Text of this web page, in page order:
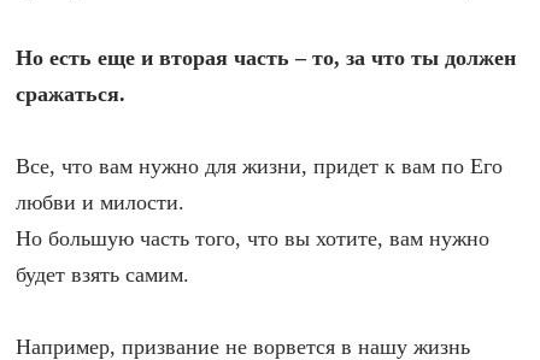
Но есть еще и вторая часть – то, за что ты должен
сражаться.
Все, что вам нужно для жизни, придет к вам по Его
любви и милости.
Но большую часть того, что вы хотите, вам нужно
будет взять самим.
Например, призвание не ворвется в нашу жизнь